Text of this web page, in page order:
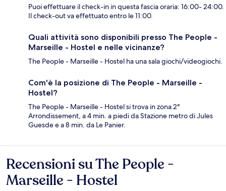
Puoi effettuare il check-in in questa fascia oraria: 16:00- 24:00.
Il check-out va effettuato entro le 11:00.
Quali attività sono disponibili presso The People -
Marseille - Hostel e nelle vicinanze?
The People - Marseille - Hostel ha una sala giochi/videogiochi.
Com'è la posizione di The People - Marseille -
Hostel?
The People - Marseille - Hostel si trova in zona 2°
Arrondissement, a 4 min. a piedi da Stazione metro di Jules
Guesde e a 8 min. da Le Panier.
Recensioni
Recensioni su The People -
Marseille - Hostel